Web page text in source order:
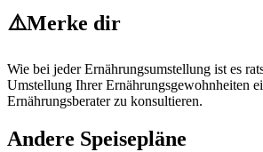
⚠️Merke dir
Wie bei jeder Ernährungsumstellung ist es
Umstellung Ihrer Ernährungsgewohnheiten
Ernährungsberater zu konsultieren.
Andere Speisepläne